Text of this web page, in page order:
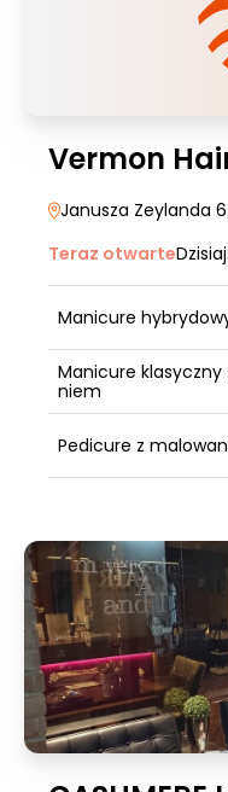
Vermon
Janusza Zeylanda
Teraz otwarteDzisiaj:
Manicure
Manicure klasyczny
niem
Pedicure z